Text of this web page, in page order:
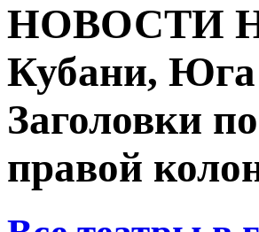
НОВОСТИ
Кубани, Юга
Заголовки
правой